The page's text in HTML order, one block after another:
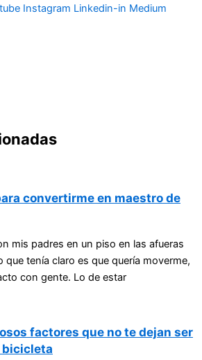
Instagram Linkedin-in Medium
convertirme en maestro de
mis padres en un piso en las afueras
que tenía claro es que quería moverme,
con gente. Lo de estar
factores que no te dejan ser
bicicleta